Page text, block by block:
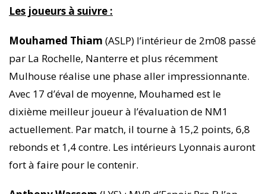
Les joueurs à suivre :
Mouhamed Thiam (ASLP) l’intérieur de 2m08 passé
par La Rochelle, Nanterre et plus récemment
Mulhouse réalise une phase aller impressionnante.
Avec 17 d’éval de moyenne, Mouhamed est le
dixième meilleur joueur à l’évaluation de NM1
actuellement. Par match, il tourne à 15,2 points, 6,8
rebonds et 1,4 contre. Les intérieurs Lyonnais auront
fort à faire pour le contenir.